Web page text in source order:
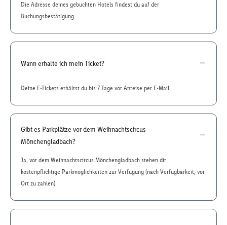
Die Adresse deines gebuchten Hotels findest du auf der
Buchungsbestätigung.
Wann erhalte ich mein Ticket?
Deine E-Tickets erhältst du bis 7 Tage vor Anreise per E-Mail.
Gibt es Parkplätze vor dem Weihnachtscircus
Mönchengladbach?
Ja, vor dem Weihnachtscircus Mönchengladbach stehen dir
kostenpflichtige Parkmöglichkeiten zur Verfügung (nach Verfügbarkeit, vor
Ort zu zahlen).